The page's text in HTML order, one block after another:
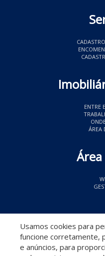
ENTRE
ÁREA
Usamos cookies para
funcione corretamente,
e anúncios, para